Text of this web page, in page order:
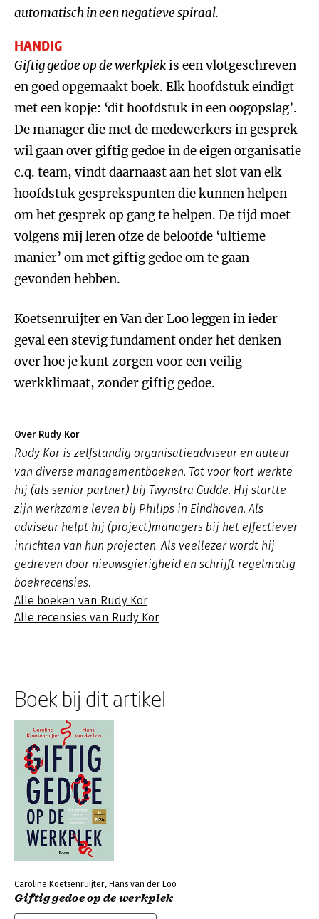
automatisch in een negatieve spiraal.
HANDIG
Giftig gedoe op de werkplekis een vlotgeschreven
en goed opgemaakt boek. Elk hoofdstuk eindigt
met een kopje: ‘dit hoofdstuk in een oogopslag’.
De manager die met de medewerkers in gesprek
wil gaan over giftig gedoe in de eigen organisatie
c.q. team, vindt daarnaast aan het slot van elk
hoofdstuk gesprekspunten die kunnen helpen
om het gesprek op gang te helpen. De tijd moet
volgens mij leren ofze de beloofde ‘ultieme
manier’ om met giftig gedoe om te gaan
gevonden hebben.
Koetsenruijter en Van der Loo leggen in ieder
geval een stevig fundament onder het denken
over hoe je kunt zorgen voor een veilig
werkklimaat, zonder giftig gedoe.
Over Rudy Kor
Rudy Kor is zelfstandig organisatieadviseur en auteur
van diverse managementboeken. Tot voor kort werkte
hij (als senior partner) bij Twynstra Gudde. Hij startte
zijn werkzame leven bij Philips in Eindhoven. Als
adviseur helpt hij (project)managers bij het effectiever
inrichten van hun projecten. Als veellezer wordt hij
gedreven door nieuwsgierigheid en schrijft regelmatig
boekrecensies.
Alle boeken van Rudy Kor
Alle recensies van Rudy Kor
Boek bij dit artikel
Caroline Koetsenruijter, Hans van der Loo
Giftig gedoe op de werkplek